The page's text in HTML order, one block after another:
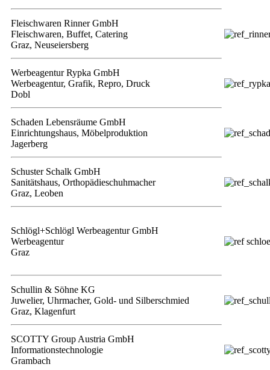
Fleischwaren Rinner GmbH
Fleischwaren, Buffet, Catering
Graz, Neuseiersberg
Werbeagentur Rypka GmbH
Werbeagentur, Grafik, Repro, Druck
Dobl
Schaden Lebensräume GmbH
Einrichtungshaus, Möbelproduktion
Jagerberg
Schuster Schalk GmbH
Sanitätshaus, Orthopädieschuhmacher
Graz, Leoben
Schlögl+Schlögl Werbeagentur GmbH
Werbeagentur
Graz
Schullin & Söhne KG
Juwelier, Uhrmacher, Gold- und Silberschmied
Graz, Klagenfurt
SCOTTY Group Austria GmbH
Informationstechnologie
Grambach